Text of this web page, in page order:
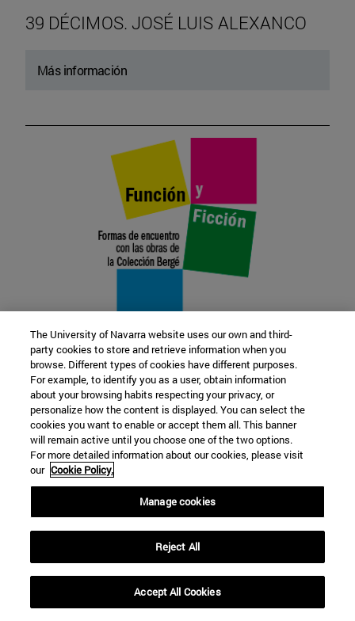
39 DÉCIMOS. JOSÉ LUIS ALEXANCO
Más información
22 SEP
FUNCIÓN Y FICCIÓN. Varios artistas
Más información
The University of Navarra website uses our own and third-
party cookies to store and retrieve information when you
browse. Different types of cookies have different purposes.
For example, to identify you as a user, obtain information
about your browsing habits respecting your privacy, or
personalize how the content is displayed. You can select the
cookies you want to enable or accept them all. This banner
will remain active until you choose one of the two options.
For more detailed information about our cookies, please visit
our Cookie Policy.
Manage cookies
Reject All
Accept All Cookies